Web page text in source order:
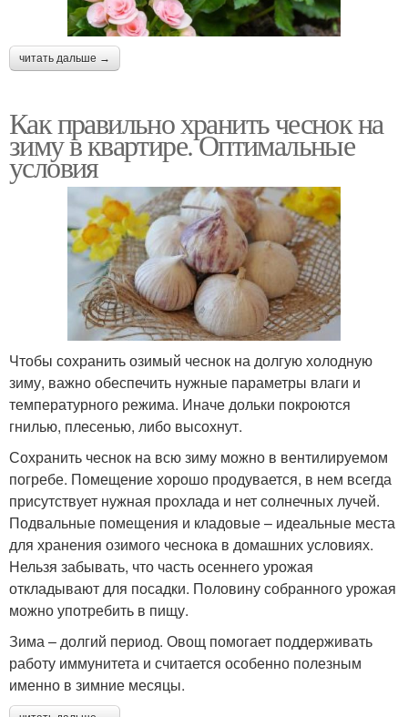
читать дальше →
Как правильно хранить чеснок на
зиму в квартире. Оптимальные
условия
Чтобы сохранить озимый чеснок на долгую холодную
зиму, важно обеспечить нужные параметры влаги и
температурного режима. Иначе дольки покроются
гнилью, плесенью, либо высохнут.
Сохранить чеснок на всю зиму можно в вентилируемом
погребе. Помещение хорошо продувается, в нем всегда
присутствует нужная прохлада и нет солнечных лучей.
Подвальные помещения и кладовые – идеальные места
для хранения озимого чеснока в домашних условиях.
Нельзя забывать, что часть осеннего урожая
откладывают для посадки. Половину собранного урожая
можно употребить в пищу.
Зима – долгий период. Овощ помогает поддерживать
работу иммунитета и считается особенно полезным
именно в зимние месяцы.